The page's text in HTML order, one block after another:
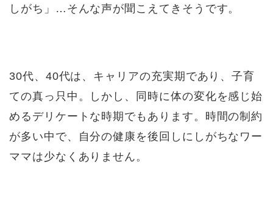
しがち」…そんな声が聞こえてきそうです。
30代、40代は、キャリアの充実期であり、子育
ての真っ只中。しかし、同時に体の変化を感じ始
めるデリケートな時期でもあります。時間の制約
が多い中で、自分の健康を後回しにしがちなワー
ママは少なくありません。